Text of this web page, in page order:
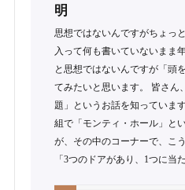
明
思想ではないんですがちょっ
入って何も書いていないまま
と思想ではないんですが「頭
てみたいと思います。 皆さん
題」というお話を知っていま
組で「モンティ・ホール」と
が、その中のコーナーで、こ
「3つのドアがあり、1つに当